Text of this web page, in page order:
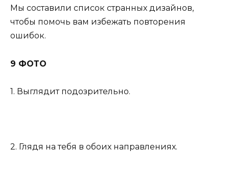
Мы составили список странных дизайнов,
чтобы помочь вам избежать повторения
ошибок.
9 ФОТО
1. Выглядит подозрительно.
2. Глядя на тебя в обоих направлениях.